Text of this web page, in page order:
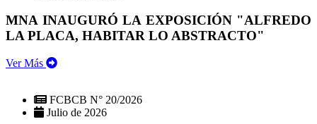
MNA INAUGURÓ LA EXPOSICIÓN "ALFREDO
LA PLACA, HABITAR LO ABSTRACTO"
Ver Más
FCBCB N° 20/2026
Julio de 2026